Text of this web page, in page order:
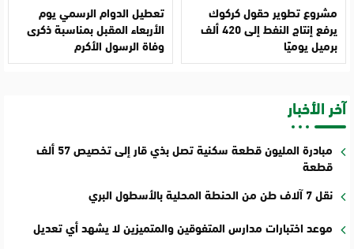
مشروع تطوير حقول كركوك
يرفع إنتاج النفط إلى 420 ألف
برميل يوميًا
تعطيل الدوام الرسمي يوم
الأربعاء المقبل بمناسبة ذكرى
وفاة الرسول الأكرم
آخر الأخبار
مبادرة المليون قطعة سكنية تصل بذي قار إلى تخصيص 57 ألف
قطعة
نقل 7 آلاف طن من الحنطة المحلية بالأسطول البري
موعد اختبارات مدارس المتفوقين والمتميزين لا يشهد أي تعديل